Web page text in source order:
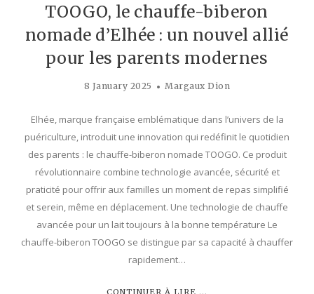
TOOGO, le chauffe-biberon
nomade d’Elhée : un nouvel allié
pour les parents modernes
8 January 2025 Margaux Dion
Elhée, marque française emblématique dans l’univers de la
puériculture, introduit une innovation qui redéfinit le quotidien
des parents : le chauffe-biberon nomade TOOGO. Ce produit
révolutionnaire combine technologie avancée, sécurité et
praticité pour offrir aux familles un moment de repas simplifié
et serein, même en déplacement. Une technologie de chauffe
avancée pour un lait toujours à la bonne température Le
chauffe-biberon TOOGO se distingue par sa capacité à chauffer
rapidement…
CONTINUER À LIRE ...